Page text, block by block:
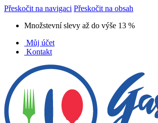
Přeskočit na navigaci Přeskočit na obsah
Množstevní slevy až do výše 13 %
Můj účet
Kontakt